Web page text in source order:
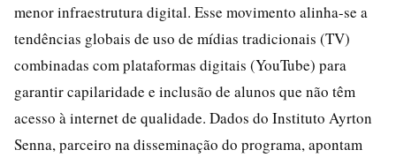
menor infraestrutura digital. Esse movimento alinha-se a
tendências globais de uso de mídias tradicionais (TV)
combinadas com plataformas digitais (YouTube) para
garantir capilaridade e inclusão de alunos que não têm
acesso à internet de qualidade. Dados do Instituto Ayrton
Senna, parceiro na disseminação do programa, apontam